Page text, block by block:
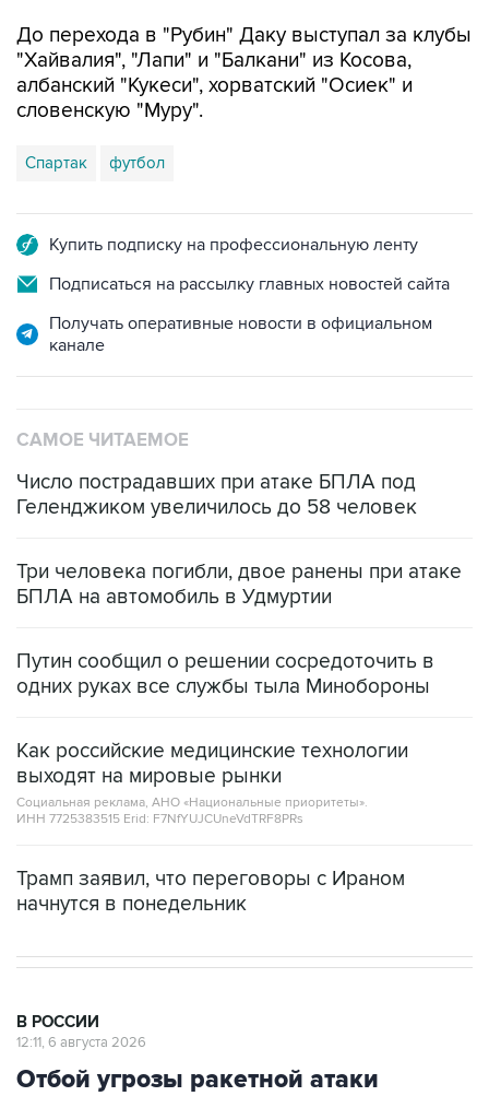
До перехода в "Рубин" Даку выступал за клубы
"Хайвалия", "Лапи" и "Балкани" из Косова,
албанский "Кукеси", хорватский "Осиек" и
словенскую "Муру".
Спартак футбол
Купить подписку на профессиональную ленту
Подписаться на рассылку главных новостей сайта
Получать оперативные новости в официальном
канале
САМОЕ ЧИТАЕМОЕ
Число пострадавших при атаке БПЛА под
Геленджиком увеличилось до 58 человек
Три человека погибли, двое ранены при атаке
БПЛА на автомобиль в Удмуртии
Путин сообщил о решении сосредоточить в
одних руках все службы тыла Минобороны
Как российские медицинские технологии
выходят на мировые рынки
Социальная реклама, АНО «Национальные приоритеты».
ИНН 7725383515 Erid: F7NfYUJCUneVdTRF8PRs
Трамп заявил, что переговоры с Ираном
начнутся в понедельник
В РОССИИ
12:11, 6 августа 2026
Отбой угрозы ракетной атаки